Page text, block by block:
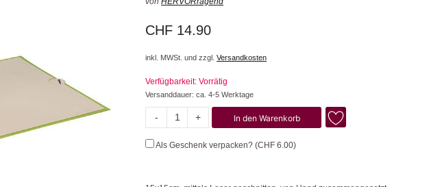
CHF 14.90
inkl. MWSt. und zzgl. Versandkosten
Verfügbarkeit: Vorrätig
Versanddauer: ca. 4-5 Werktage
-
Birthday
Päckli
+ In den Warenkorb
Als Geschenk verpacken? (CHF 6.00)